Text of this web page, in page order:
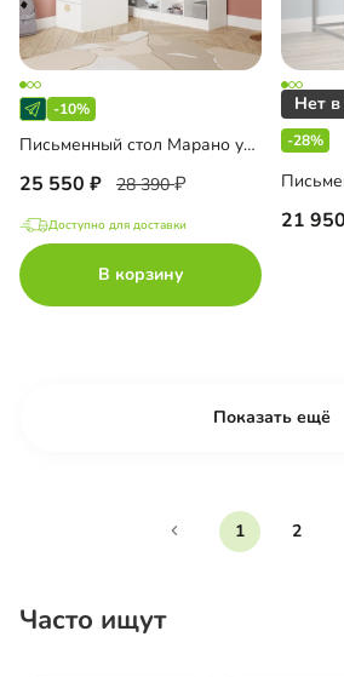
-10%
Письменный стол Марано угловой
25 550 28 390
Доступно для доставки
В корзину
-28%
21 950
Показать ещё
1 2
Часто ищут